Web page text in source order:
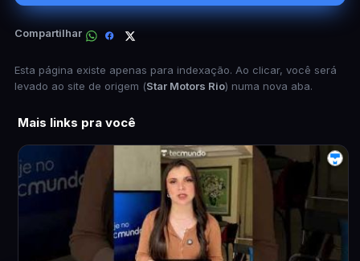
Compartilhar
Esta página existe apenas para indexação. Ao clicar, você será
levado ao site de origem (Star Motors Rio) numa nova aba.
Mais links pra você